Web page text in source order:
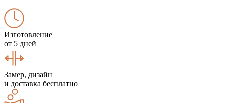
Изготовление
от 5 дней
Замер, дизайн
и доставка бесплатно